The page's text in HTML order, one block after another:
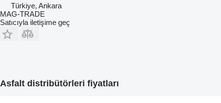
Türkiye, Ankara
MAG-TRADE
Satıcıyla iletişime geç
Asfalt distribütörleri fiyatları